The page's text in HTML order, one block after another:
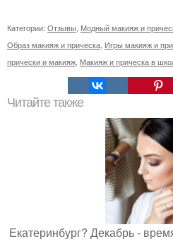
Категории: Отзывы Модный макияж и
Образ макияж и прическа Игры макияж и
прически и макияж Макияж и прическа в
Читайте также
Екатеринбург? Декабрь -